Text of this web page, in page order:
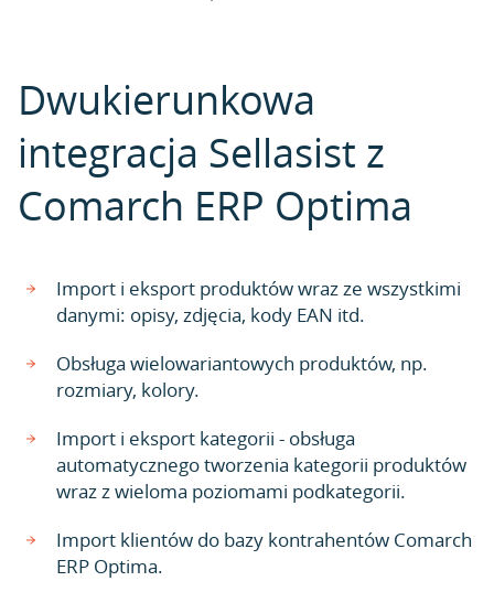
Dwukierunkowa
integracja Sellasist z
Comarch ERP Optima
Import i eksport produktów wraz ze wszystkimi
danymi: opisy, zdjęcia, kody EAN itd.
Obsługa wielowariantowych produktów, np.
rozmiary, kolory.
Import i eksport kategorii - obsługa
automatycznego tworzenia kategorii produktów
wraz z wieloma poziomami podkategorii.
Import klientów do bazy kontrahentów Comarch
ERP Optima.